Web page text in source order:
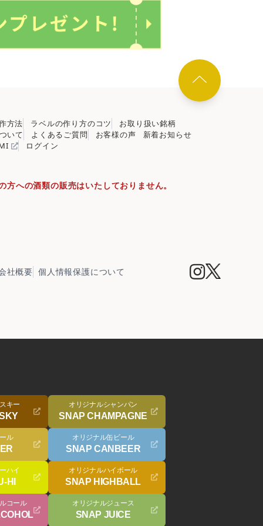
方法 ラベルの作り方のコツ
お取り扱い銘柄
いて よくあるご質問 お客様の声
新着お知らせ
ログイン
方への酒類の販売はいたしておりません。
社概要 個人情報保護について
キー
オリジナルシャンパン
SNAP CHAMPAGNE
ル
オリジナル缶ビール
SNAP CANBEER
ハイ
HI
オリジナルハイボール
SNAP HIGHBALL
コール
オリジナルジュース
SNAP JUICE